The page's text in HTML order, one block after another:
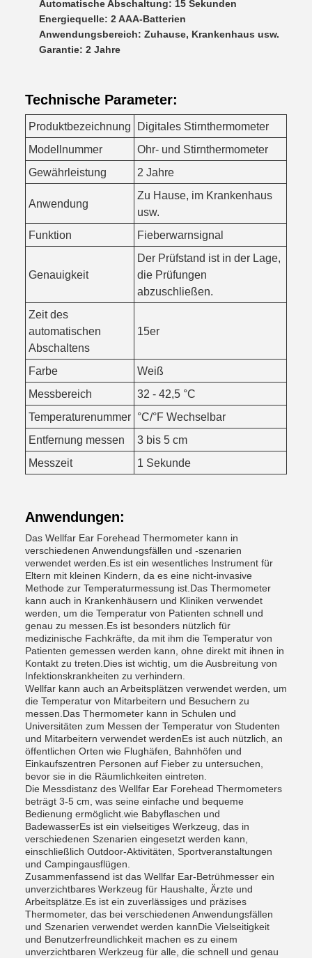
Automatische Abschaltung: 15 Sekunden
Energiequelle: 2 AAA-Batterien
Anwendungsbereich: Zuhause, Krankenhaus usw.
Garantie: 2 Jahre
Technische Parameter:
Produktbezeichnung
Digitales Stirnthermometer
Modellnummer
Ohr- und Stirnthermometer
Gewährleistung
2 Jahre
Anwendung
Zu Hause, im Krankenhaus
usw.
Funktion
Fieberwarnsignal
Genauigkeit
Der Prüfstand ist in der Lage,
die Prüfungen
abzuschließen.
Zeit des
automatischen
Abschaltens
15er
Farbe
Weiß
Messbereich
32 - 42,5 °C
Temperaturenummer °C/°F Wechselbar
Entfernung messen
3 bis 5 cm
Messzeit
1 Sekunde
Anwendungen:
Das Wellfar Ear Forehead Thermometer kann in
verschiedenen Anwendungsfällen und -szenarien
verwendet werden.Es ist ein wesentliches Instrument für
Eltern mit kleinen Kindern, da es eine nicht-invasive
Methode zur Temperaturmessung ist.Das Thermometer
kann auch in Krankenhäusern und Kliniken verwendet
werden, um die Temperatur von Patienten schnell und
genau zu messen.Es ist besonders nützlich für
medizinische Fachkräfte, da mit ihm die Temperatur von
Patienten gemessen werden kann, ohne direkt mit ihnen in
Kontakt zu treten.Dies ist wichtig, um die Ausbreitung von
Infektionskrankheiten zu verhindern.
Wellfar kann auch an Arbeitsplätzen verwendet werden, um
die Temperatur von Mitarbeitern und Besuchern zu
messen.Das Thermometer kann in Schulen und
Universitäten zum Messen der Temperatur von Studenten
und Mitarbeitern verwendet werdenEs ist auch nützlich, an
öffentlichen Orten wie Flughäfen, Bahnhöfen und
Einkaufszentren Personen auf Fieber zu untersuchen,
bevor sie in die Räumlichkeiten eintreten.
Die Messdistanz des Wellfar Ear Forehead Thermometers
beträgt 3-5 cm, was seine einfache und bequeme
Bedienung ermöglicht.wie Babyflaschen und
BadewasserEs ist ein vielseitiges Werkzeug, das in
verschiedenen Szenarien eingesetzt werden kann,
einschließlich Outdoor-Aktivitäten, Sportveranstaltungen
und Campingausflügen.
Zusammenfassend ist das Wellfar Ear-Betrühmesser ein
unverzichtbares Werkzeug für Haushalte, Ärzte und
Arbeitsplätze.Es ist ein zuverlässiges und präzises
Thermometer, das bei verschiedenen Anwendungsfällen
und Szenarien verwendet werden kannDie Vielseitigkeit
und Benutzerfreundlichkeit machen es zu einem
unverzichtbaren Werkzeug für alle, die schnell und genau